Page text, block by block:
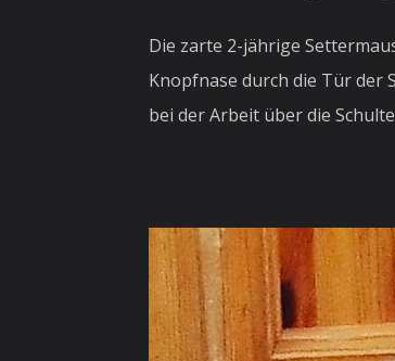
Die zarte 2-jährige
Knopfnase durch die Tür der
bei der Arbeit über die